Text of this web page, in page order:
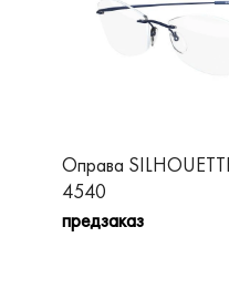
Оправа
4540
предзаказ